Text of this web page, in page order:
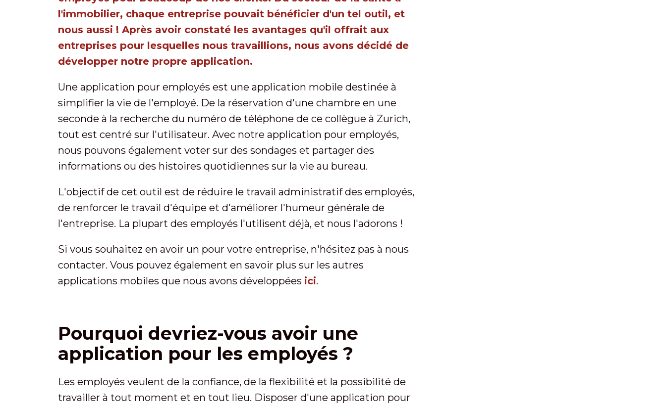
l'immobilier, chaque entreprise pouvait bénéficier d'un tel outil, et
nous aussi ! Après avoir constaté les avantages qu'il offrait aux
entreprises pour lesquelles nous travaillions, nous avons décidé de
développer notre propre application.
Une application pour employés est une application mobile destinée à
simplifier la vie de l'employé. De la réservation d'une chambre en une
seconde à la recherche du numéro de téléphone de ce collègue à Zurich,
tout est centré sur l'utilisateur. Avec notre application pour employés,
nous pouvons également voter sur des sondages et partager des
informations ou des histoires quotidiennes sur la vie au bureau.
L'objectif de cet outil est de réduire le travail administratif des employés,
de renforcer le travail d'équipe et d'améliorer l'humeur générale de
l'entreprise. La plupart des employés l'utilisent déjà, et nous l'adorons !
Si vous souhaitez en avoir un pour votre entreprise, n'hésitez pas à nous
contacter. Vous pouvez également en savoir plus sur les autres
applications mobiles que nous avons développées ici.
Pourquoi devriez-vous avoir une
application pour les employés ?
Les employés veulent de la confiance, de la flexibilité et la possibilité de
travailler à tout moment et en tout lieu. Disposer d'une application pour